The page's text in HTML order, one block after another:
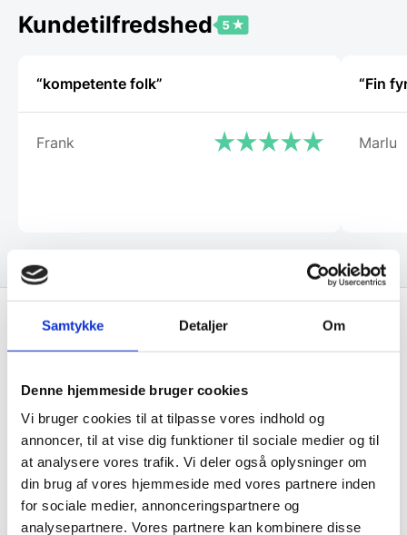
Samtykke Detaljer Om
Denne hjemmeside bruger cookies
Vi bruger cookies til at tilpasse vores indhold og
annoncer, til at vise dig funktioner til sociale medier og til
at analysere vores trafik. Vi deler også oplysninger om
din brug af vores hjemmeside med vores partnere inden
for sociale medier, annonceringspartnere og
analysepartnere. Vores partnere kan kombinere disse
vælges
på
Kundetilfredshed
“kompetente folk”
Frank
“Fin
Marlu
Få de bedste tilbud først!
Husk at tilmelde dig vores nyhedsbrev og vær først
til de bedste tilbud. Og bare rolig, vi spammer dig
ikke, men sender kun relevante tilbud og
informationer til dig.